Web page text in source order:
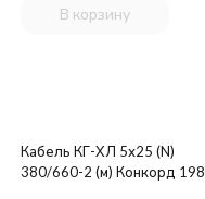
В корзину
Кабель КГ-ХЛ 5х25 (N)
380/660-2 (м) Конкорд 198